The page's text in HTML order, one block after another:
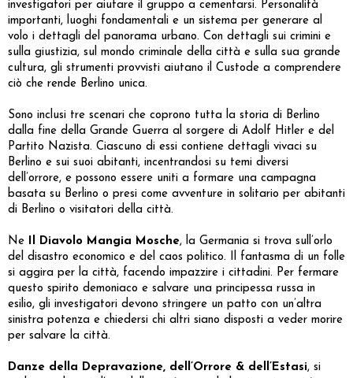
investigatori per aiutare il gruppo a cementarsi. Personalità
importanti, luoghi fondamentali e un sistema per generare al
volo i dettagli del panorama urbano. Con dettagli sui crimini e
sulla giustizia, sul mondo criminale della città e sulla sua grande
cultura, gli strumenti provvisti aiutano il Custode a comprendere
ciò che rende Berlino unica.
Sono inclusi tre scenari che coprono tutta la storia di Berlino
dalla fine della Grande Guerra al sorgere di Adolf Hitler e del
Partito Nazista. Ciascuno di essi contiene dettagli vivaci su
Berlino e sui suoi abitanti, incentrandosi su temi diversi
dell’orrore, e possono essere uniti a formare una campagna
basata su Berlino o presi come avventure in solitario per abitanti
di Berlino o visitatori della città.
Ne Il Diavolo Mangia Mosche, la Germania si trova sull’orlo
del disastro economico e del caos politico. Il fantasma di un folle
si aggira per la città, facendo impazzire i cittadini. Per fermare
questo spirito demoniaco e salvare una principessa russa in
esilio, gli investigatori devono stringere un patto con un’altra
sinistra potenza e chiedersi chi altri siano disposti a veder morire
per salvare la città.
Danze della Depravazione, dell’Orrore & dell’Estasi, si